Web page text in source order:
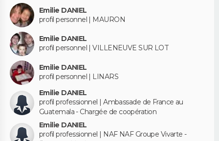
Emilie DANIEL
profil personnel | MAURON
Emilie DANIEL
profil personnel | VILLENEUVE SUR LOT
Emilie DANIEL
profil personnel | LINARS
Emilie DANIEL
profil professionnel | Ambassade de France au
Guatemala - Chargée de coopération
Emilie DANIEL
profil professionnel | NAF NAF Groupe Vivarte -